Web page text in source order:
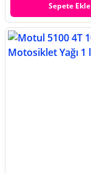
Sepete Ekle